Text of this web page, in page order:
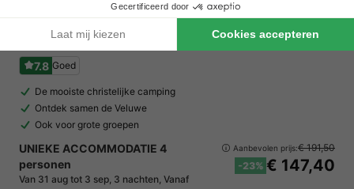
Camping het Beloofde Land
Voorthuizen
7.8 Goed
De mooiste christelijke camping
Ontdek samen de Veluwe
Ook voor grote groepen
UNIEKE ACCOMMODATIE 4
personen
Van 31 aug tot 3 sep, 3 nachten, Vanaf
Aanbevolen prijs:€ 191,50
-23% € 147,40